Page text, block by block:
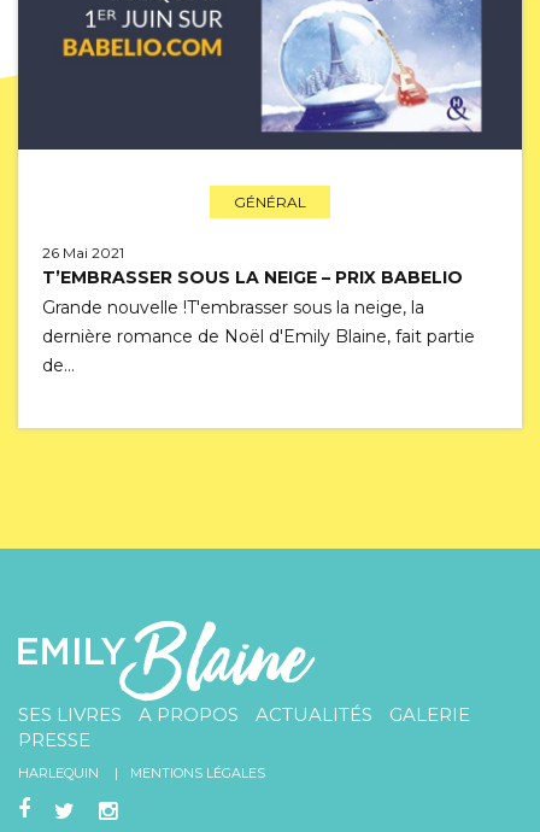
GÉNÉRAL
26 Mai 2021
T’EMBRASSER SOUS LA NEIGE – PRIX BABELIO
Grande nouvelle !T'embrasser sous la neige, la
dernière romance de Noël d'Emily Blaine, fait partie
de…
SES LIVRES A PROPOS ACTUALITÉS
GALERIE
PRESSE
HARLEQUIN MENTIONS LÉGALES